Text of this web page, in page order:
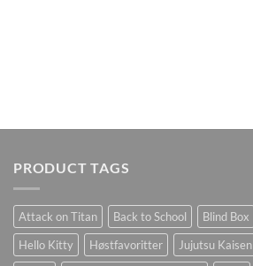
PRODUCT TAGS
Attack on Titan Back to School Blind Box
Hello Kitty
Høstfavoritter Jujutsu Kaisen